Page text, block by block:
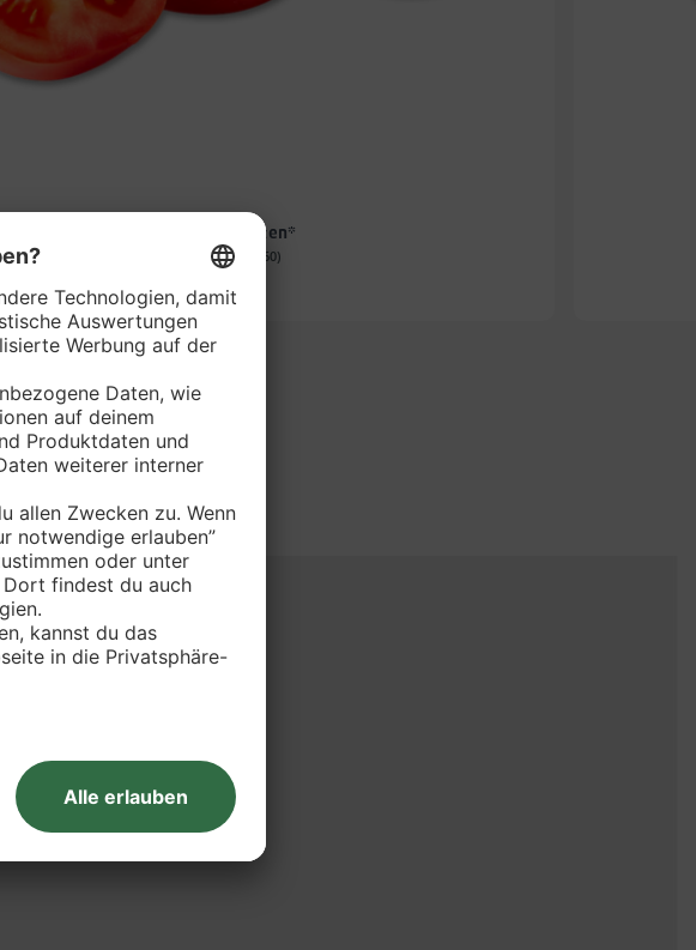
Deutsche Rispentomaten*
je 650-g-Schale (1 kg = 2.60)